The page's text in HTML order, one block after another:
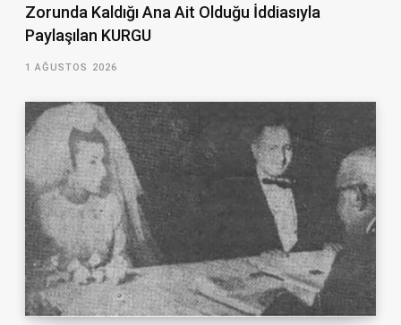
Zorunda Kaldığı Ana Ait Olduğu İddiasıyla
Paylaşılan KURGU
1 AĞUSTOS 2026